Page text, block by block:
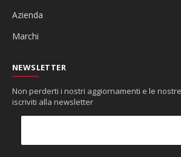
Azienda
Marchi
NEWSLETTER
Non perderti i nostri aggiornamenti e le
iscriviti alla newsletter